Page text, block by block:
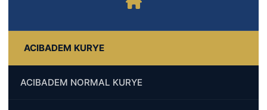
ACIBADEM KURYE
ACIBADEM NORMAL KURYE